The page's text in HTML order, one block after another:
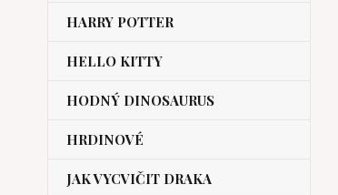
HARRY POTTER
HELLO KITTY
HODNÝ DINOSAURUS
HRDINOVÉ
JAK VYCVIČIT DRAKA